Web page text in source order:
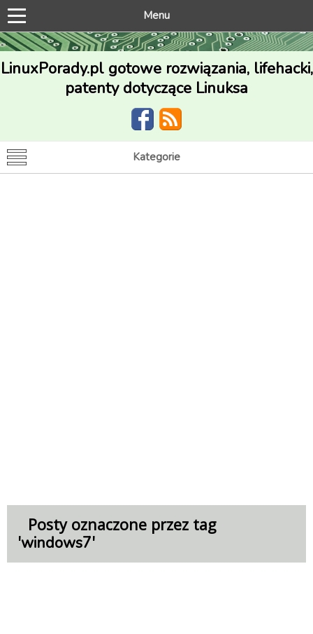
Menu
LinuxPorady.pl gotowe rozwiązania, lifehacki,
patenty dotyczące Linuksa
Kategorie
Posty oznaczone przez tag
'windows7'